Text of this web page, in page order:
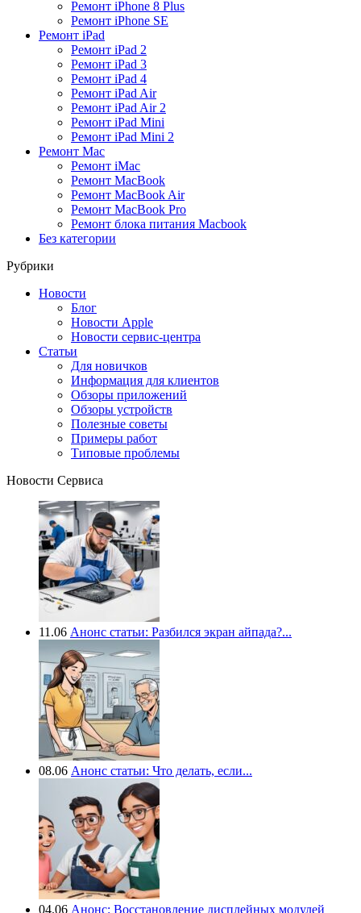
Ремонт iPhone 8 Plus
Ремонт iPhone SE
Ремонт iPad
Ремонт iPad 2
Ремонт iPad 3
Ремонт iPad 4
Ремонт iPad Air
Ремонт iPad Air 2
Ремонт iPad Mini
Ремонт iPad Mini 2
Ремонт Mac
Ремонт iMac
Ремонт MacBook
Ремонт MacBook Air
Ремонт MacBook Pro
Ремонт блока питания Macbook
Без категории
Рубрики
Новости
Блог
Новости Apple
Новости сервис-центра
Статьи
Для новичков
Информация для клиентов
Обзоры приложений
Обзоры устройств
Полезные советы
Примеры работ
Типовые проблемы
Новости Сервиса
11.06 Анонс статьи: Разбился экран айпада?...
08.06 Анонс статьи: Что делать, если...
04.06 Анонс: Восстановление дисплейных модулей